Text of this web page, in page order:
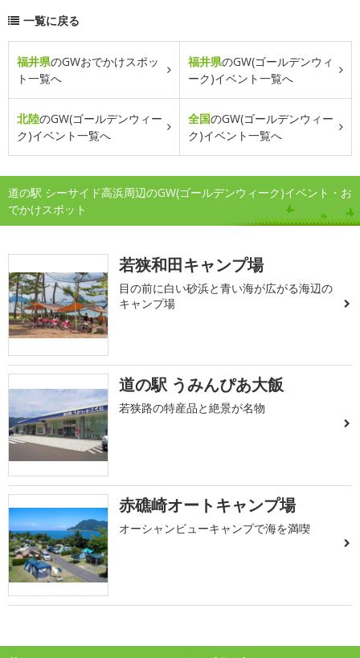
一覧に戻る
福井県のGWおでかけスポッ
ト一覧へ
福井県のGW(ゴールデンウィ
ーク)イベント一覧へ
北陸のGW(ゴールデンウィー
ク)イベント一覧へ
全国のGW(ゴールデンウィー
ク)イベント一覧へ
道の駅 シーサイド高浜周辺のGW(ゴールデンウィーク)イベント・お
でかけスポット
若狭和田キャンプ場
目の前に白い砂浜と青い海が広がる海辺の
キャンプ場
道の駅 うみんぴあ大飯
若狭路の特産品と絶景が名物
赤礁崎オートキャンプ場
オーシャンビューキャンプで海を満喫